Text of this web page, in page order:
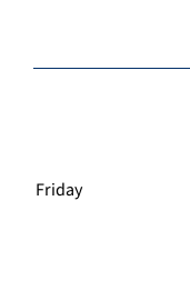
Friday